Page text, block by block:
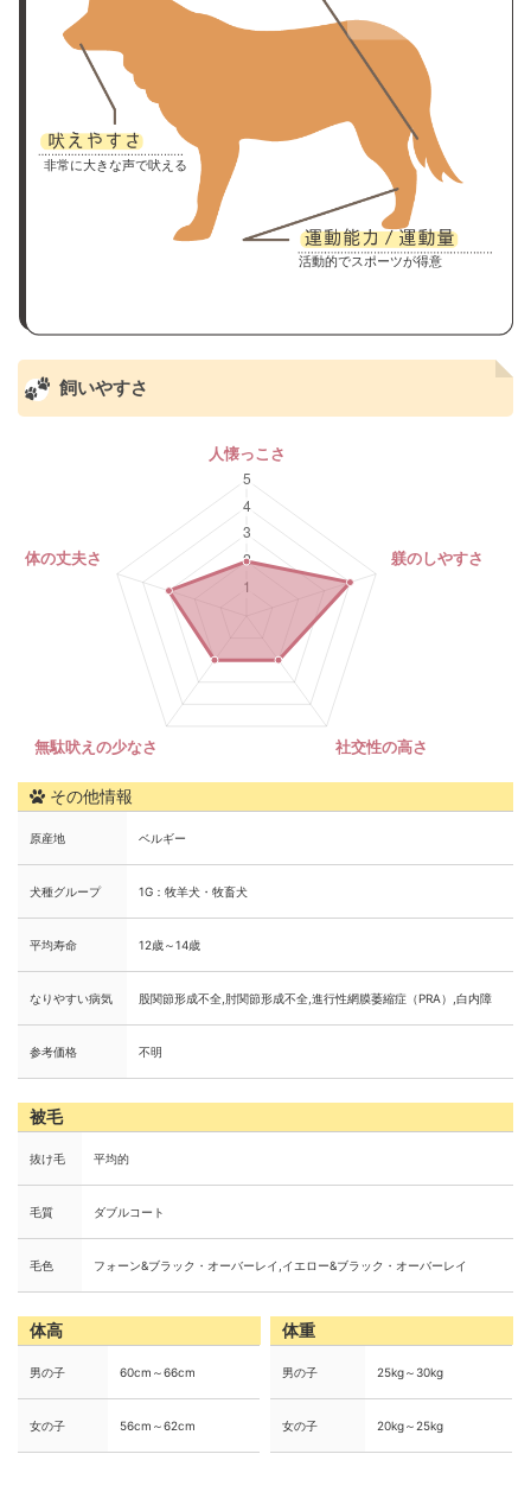
非常に大きな声で吠える
活動的でスポーツが得意
飼いやすさ
その他情報
原産地 ベルギー
犬種グループ 1G：牧羊犬・牧畜犬
平均寿命 12歳～14歳
なりやすい病気 股関節形成不全,肘関節形成不全,進行性網膜萎縮症（PRA）,白内障
参考価格 不明
被毛
抜け毛 平均的
毛質 ダブルコート
毛色 フォーン&ブラック・オーバーレイ,イエロー&ブラック・オーバーレイ
体高
男の子 60cm～66cm
女の子 56cm～62cm
体重
男の子 25kg～30kg
女の子 20kg～25kg